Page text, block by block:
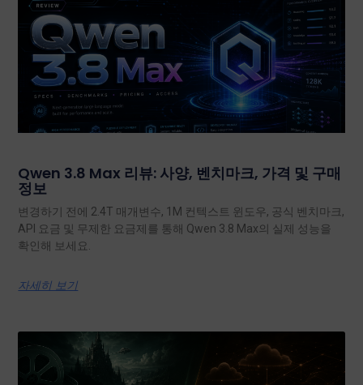
Qwen 3.8 Max 리뷰: 사양, 벤치마크, 가격 및 구매
정보
변경하기 전에 2.4T 매개변수, 1M 컨텍스트 윈도우, 공식 벤치마크,
API 요금 및 무제한 요금제를 통해 Qwen 3.8 Max의 실제 성능을
확인해 보세요.
자세히 보기